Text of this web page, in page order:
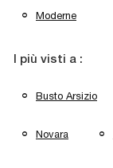
Moderne
I più visti a :
Busto Arsizio
Novara